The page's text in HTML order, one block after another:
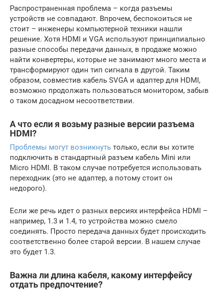
Распространенная проблема – когда разъемы
устройств не совпадают. Впрочем, беспокоиться не
стоит – инженеры компьютерной техники нашли
решение. Хотя HDMI и VGA используют принципиально
разные способы передачи данных, в продаже можно
найти конвертеры, которые не занимают много места и
трансформируют один тип сигнала в другой. Таким
образом, совместив кабель SVGA и адаптер для HDMI,
возможно продолжать пользоваться монитором, забыв
о таком досадном несоответствии.
А что если я возьму разные версии разъема
HDMI?
Проблемы могут возникнуть только, если вы хотите
подключить в стандартный разъем кабель Mini или
Micro HDMI. В таком случае потребуется использовать
переходник (это не адаптер, а потому стоит он
недорого).
Если же речь идет о разных версиях интерфейса HDMI –
например, 1.3 и 1.4, то устройства можно смело
соединять. Просто передача данных будет происходить
соответственно более старой версии. В нашем случае
это будет 1.3.
Важна ли длина кабеля, какому интерфейсу
отдать предпочтение?